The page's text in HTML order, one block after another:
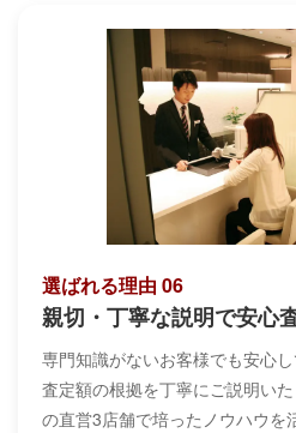
選ばれる理由 06
親切・丁寧な説明で安心
専門知識がないお客様でも安心し
査定額の根拠を丁寧にご説明い
の直営3店舗で培ったノウハウを